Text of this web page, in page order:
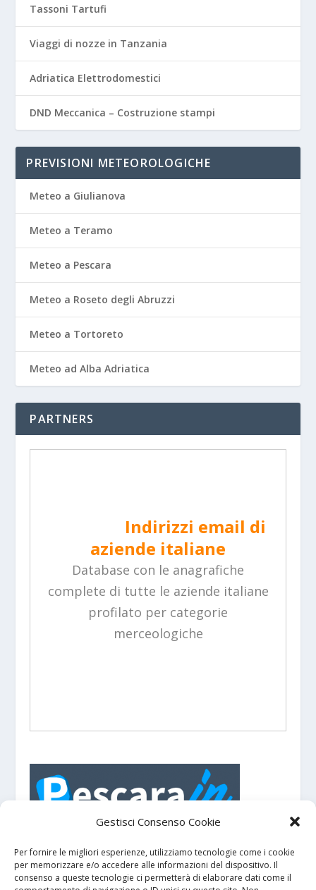
Gestisci Consenso Cookie
Per fornire le migliori esperienze, utilizziamo tecnologie come i cookie
per memorizzare e/o accedere alle informazioni del dispositivo. Il
consenso a queste tecnologie ci permetterà di elaborare dati come il
Tassoni Tartufi
Viaggi di nozze in Tanzania
Adriatica Elettrodomestici
DND Meccanica – Costruzione stampi
PREVISIONI METEOROLOGICHE
Meteo a Giulianova
Meteo a Teramo
Meteo a Pescara
Meteo a Roseto degli Abruzzi
Meteo a Tortoreto
Meteo ad Alba Adriatica
PARTNERS
italiane
Database con le anagrafiche
complete di tutte le aziende italiane
profilato per categorie
merceologiche
PescaraIN - Portale turistico con eventi e
manifestazioni su Pescarae dintorni.
GDPR
Privacy policy